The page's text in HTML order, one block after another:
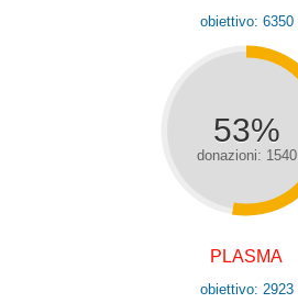
obiettivo: 6350
53%
donazioni: 1540
PLASMA
obiettivo: 2923